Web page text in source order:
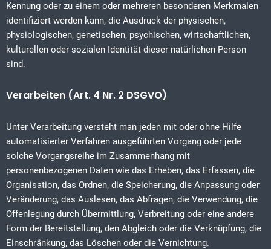
Kennung oder zu einem oder mehreren besonderen Merkmalen
identifiziert werden kann, die Ausdruck der physischen,
physiologischen, genetischen, psychischen, wirtschaftlichen,
kulturellen oder sozialen Identität dieser natürlichen Person
sind.
Verarbeiten (Art. 4 Nr. 2 DSGVO)
Unter Verarbeitung versteht man jeden mit oder ohne Hilfe
automatisierter Verfahren ausgeführten Vorgang oder jede
solche Vorgangsreihe im Zusammenhang mit
personenbezogenen Daten wie das Erheben, das Erfassen, die
Organisation, das Ordnen, die Speicherung, die Anpassung oder
Veränderung, das Auslesen, das Abfragen, die Verwendung, die
Offenlegung durch Übermittlung, Verbreitung oder eine andere
Form der Bereitstellung, den Abgleich oder die Verknüpfung, die
Einschränkung, das Löschen oder die Vernichtung.